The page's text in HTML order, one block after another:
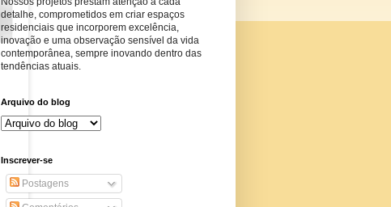
detalhe, comprometidos em criar espaços
residenciais que incorporem excelência,
inovação e uma observação sensível da vida
contemporânea, sempre inovando dentro das
tendências atuais.
Arquivo do blog
Inscrever-se
Postagens